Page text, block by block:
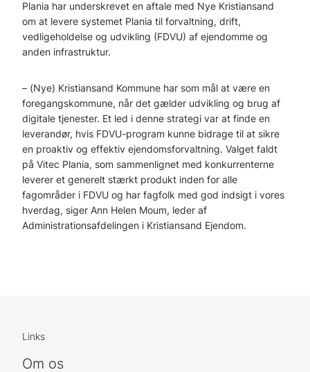
Plania har underskrevet en aftale med Nye Kristiansand
om at levere systemet Plania til forvaltning, drift,
vedligeholdelse og udvikling (FDVU) af ejendomme og
anden infrastruktur.
– (Nye) Kristiansand Kommune har som mål at være en
foregangskommune, når det gælder udvikling og brug af
digitale tjenester. Et led i denne strategi var at finde en
leverandør, hvis FDVU-program kunne bidrage til at sikre
en proaktiv og effektiv ejendomsforvaltning. Valget faldt
på Vitec Plania, som sammenlignet med konkurrenterne
leverer et generelt stærkt produkt inden for alle
fagområder i FDVU og har fagfolk med god indsigt i vores
hverdag, siger Ann Helen Moum, leder af
Administrationsafdelingen i Kristiansand Ejendom.
Links
Om os